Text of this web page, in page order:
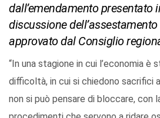
dall’emendamento presentato
discussione
approvato dal Consiglio
“In una stagione in cui l’economia è
difficoltà, in cui si chiedono sacrifici
non si può pensare di bloccare, con